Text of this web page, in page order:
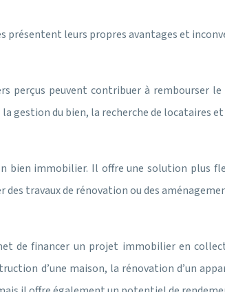
présentent leurs propres avantages et
perçus peuvent contribuer à rembourser
gestion du bien, la recherche de locataires
bien immobilier. Il offre une solution plus
travaux de rénovation ou des
de financer un projet immobilier en
d’une maison, la rénovation d’un